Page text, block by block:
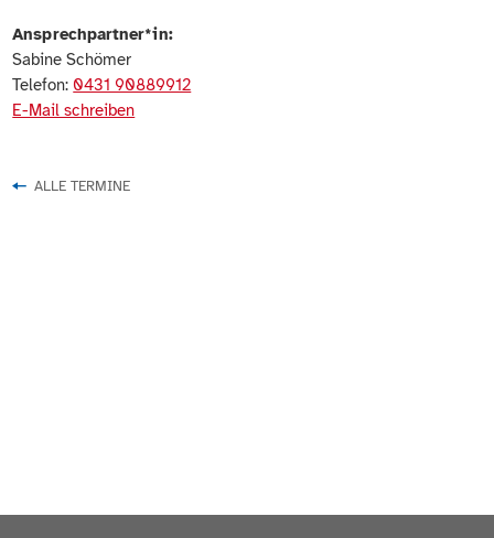
Ansprechpartner*in:
Sabine Schömer
Telefon: 0431 90889912
E-Mail schreiben
ALLE TERMINE